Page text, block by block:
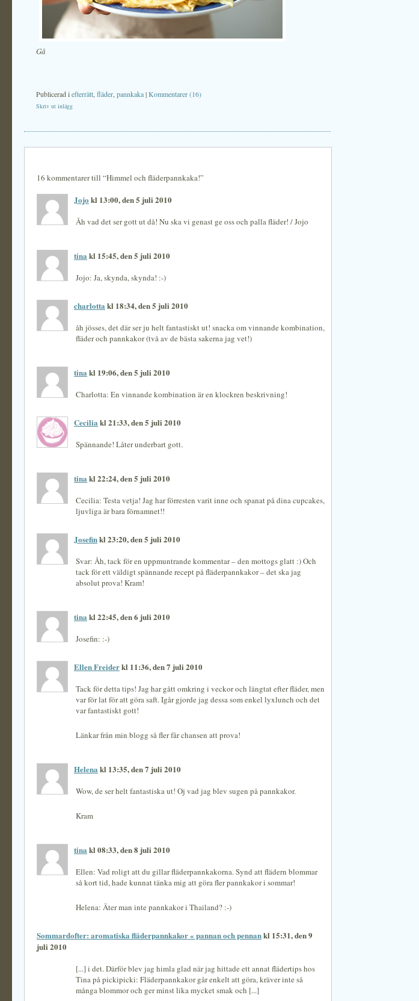
Gå
Publicerad iefterrätt fläder pannkaka|Kommentarer (16)
Skriv ut inlägg
16 kommentarer till “Himmel och fläderpannkaka!”
Jojo kl 13:00, den 5 juli 2010
Åh vad det ser gott ut då! Nu ska vi genast ge oss och palla fläder! / Jojo
tina kl 15:45, den 5 juli 2010
Jojo: Ja, skynda, skynda! :-)
charlotta kl 18:34, den 5 juli 2010
åh jösses, det där ser ju helt fantastiskt ut! snacka om vinnande kombination,
fläder och pannkakor (två av de bästa sakerna jag vet!)
tina kl 19:06, den 5 juli 2010
Charlotta: En vinnande kombination är en klockren beskrivning!
Cecilia kl 21:33, den 5 juli 2010
Spännande! Låter underbart gott.
tina kl 22:24, den 5 juli 2010
Cecilia: Testa vetja! Jag har förresten varit inne och spanat på dina cupcakes,
ljuvliga är bara förnamnet!!
Josefinkl 23:20, den 5 juli 2010
Svar: Åh, tack för en uppmuntrande kommentar – den mottogs glatt :) Och
tack för ett väldigt spännande recept på fläderpannkakor – det ska jag
absolut prova! Kram!
tina kl 22:45, den 6 juli 2010
Josefin: :-)
Ellen Freiderkl 11:36, den 7 juli 2010
Tack för detta tips! Jag har gått omkring i veckor och längtat efter fläder, men
var för lat för att göra saft. Igår gjorde jag dessa som enkel lyxlunch och det
var fantastiskt gott!
Länkar från min blogg så fler får chansen att prova!
Helena kl 13:35, den 7 juli 2010
Wow, de ser helt fantastiska ut! Oj vad jag blev sugen på pannkakor.
Kram
tina kl 08:33, den 8 juli 2010
Ellen: Vad roligt att du gillar fläderpannkakorna. Synd att flädern blommar
så kort tid, hade kunnat tänka mig att göra fler pannkakor i sommar!
Helena: Äter man inte pannkakor i Thailand? :-)
Sommardofter: aromatiska fläderpannkakor « pannan och pennankl 15:31, den 9
juli 2010
[...] i det. Därför blev jag himla glad när jag hittade ett annat flädertips hos
Tina på pickipicki: Fläderpannkakor går enkelt att göra, kräver inte så
många blommor och ger minst lika mycket smak och [...]